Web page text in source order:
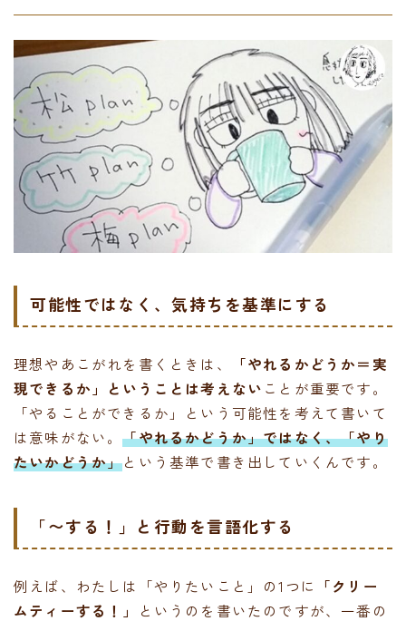
可能性ではなく、気持ちを基準にする
理想やあこがれを書くときは、
「やれるかどうか＝実
現できるか」ということは考えない ことが重要です。
「やることができるか」という可能性を考えて書いて
は意味がない。「やれるかどうか」ではなく、「やり
たいかどうか」という基準で書き出していくんです。
「〜する！」と行動を言語化する
例えば、わたしは「やりたいこと」の1つに
「クリー
ムティーする！」
というのを書いたのですが、一番の